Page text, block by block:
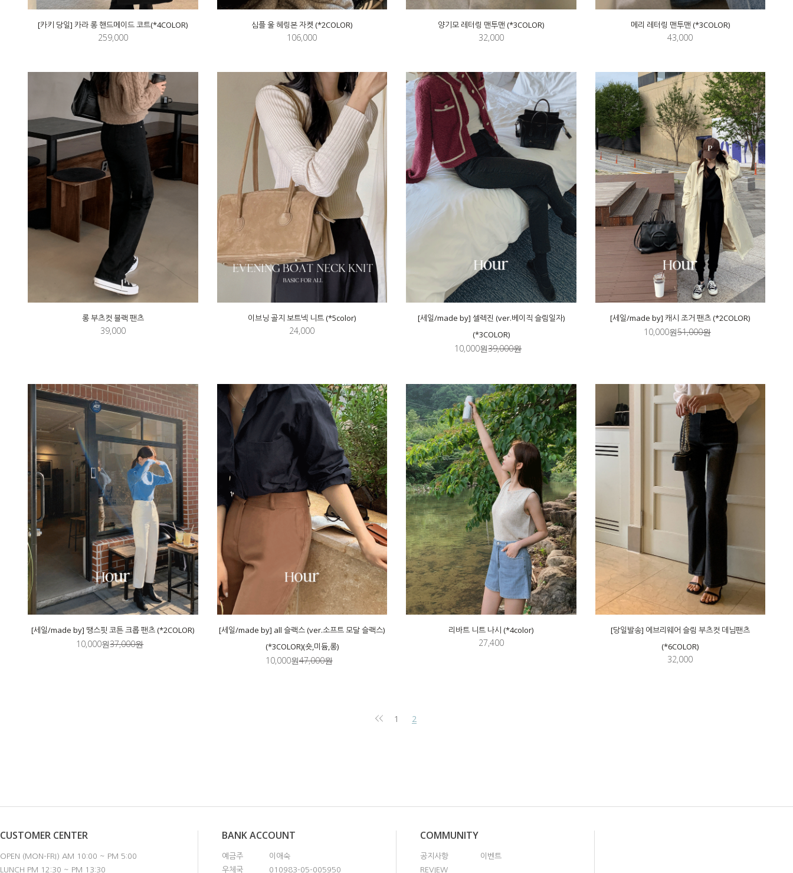
[카키 당일] 카라 롱 핸드메이드 코트(*4COLOR)
259,000
심플 울 헤링본 자켓 (*2COLOR)
106,000
양기모 레터링 맨투맨 (*3COLOR)
32,000
메리 레터링 맨투맨 (*3COLOR)
43,000
롱 부츠컷 블랙 팬츠
39,000
이브닝 골지 보트넥 니트 (*5color)
24,000
[세일/made by] 셀렉진 (ver.베이직 슬림일자)
(*3COLOR)
10,000원39,000원
[세일/made by] 캐시 조거 팬츠 (*2COLOR)
10,000원51,000원
[세일/made by] 땡스핏 코튼 크롭 팬츠 (*2COLOR)
10,000원37,000원
[세일/made by] all 슬랙스 (ver.소프트 모달 슬랙스)
(*3COLOR)(숏,미듐,롱)
10,000원47,000원
리바트 니트 나시 (*4color)
27,400
[당일발송] 에브리웨어 슬림 부츠컷 데님팬츠
(*6COLOR)
32,000
1 2
CUSTOMER CENTER
OPEN (MON-FRI) AM 10:00 ~ PM 5:00
LUNCH PM 12:30 ~ PM 13:30
BANK ACCOUNT
예금주
이애숙
우체국
010983-05-005950
COMMUNITY
공지사항
이벤트
REVIEW